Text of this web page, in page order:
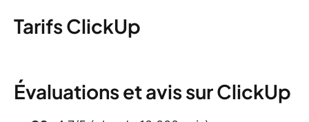
Tarifs ClickUp
Évaluations et avis sur ClickUp